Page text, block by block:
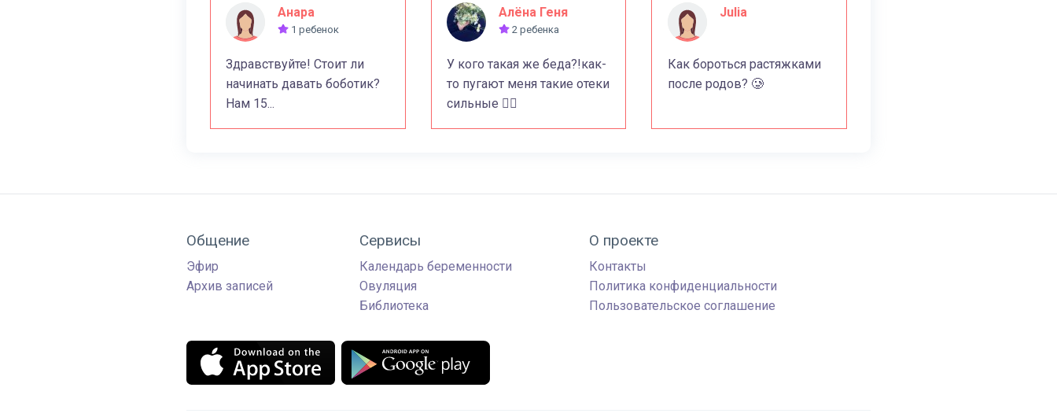
Анара
1 ребенок
Здравствуйте! Стоит ли
начинать давать боботик?
Нам 15...
Алёна Геня
2 ребенка
У кого такая же беда?!как-
то пугают меня такие отеки
сильные 🤷‍♀️
Julia
Как бороться растяжками
после родов? 🥲
Общение
Эфир
Архив записей
Сервисы
Календарь беременности
Овуляция
Библиотека
О проекте
Контакты
Политика конфиденциальности
Пользовательское соглашение